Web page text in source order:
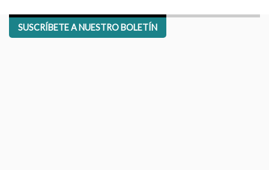
SUSCRÍBETE A NUESTRO BOLETÍN